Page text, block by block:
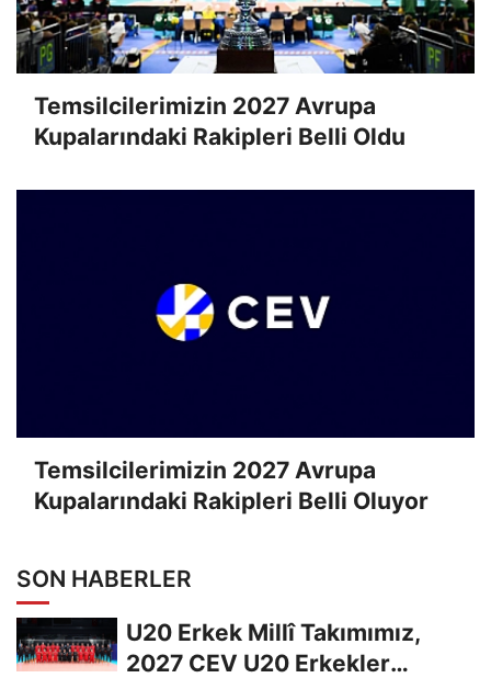
Temsilcilerimizin 2027 Avrupa
Kupalarındaki Rakipleri Belli Oldu
Temsilcilerimizin 2027 Avrupa
Kupalarındaki Rakipleri Belli Oluyor
SON HABERLER
U20 Erkek Millî Takımımız,
2027 CEV U20 Erkekler